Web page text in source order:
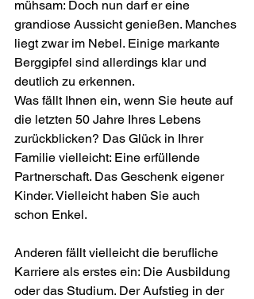
mühsam: Doch nun darf er eine
grandiose Aussicht genießen. Manches
liegt zwar im Nebel. Einige markante
Berggipfel sind allerdings klar und
deutlich zu erkennen.
Was fällt Ihnen ein, wenn Sie heute auf
die letzten 50 Jahre Ihres Lebens
zurückblicken? Das Glück in Ihrer
Familie viel­leicht: Eine erfüllende
Partnerschaft. Das Geschenk eigener
Kinder. Vielleicht haben Sie auch
schon Enkel.
Anderen fällt vielleicht die berufliche
Karriere als erstes ein: Die Ausbildung
oder das Studium. Der Aufstieg in der